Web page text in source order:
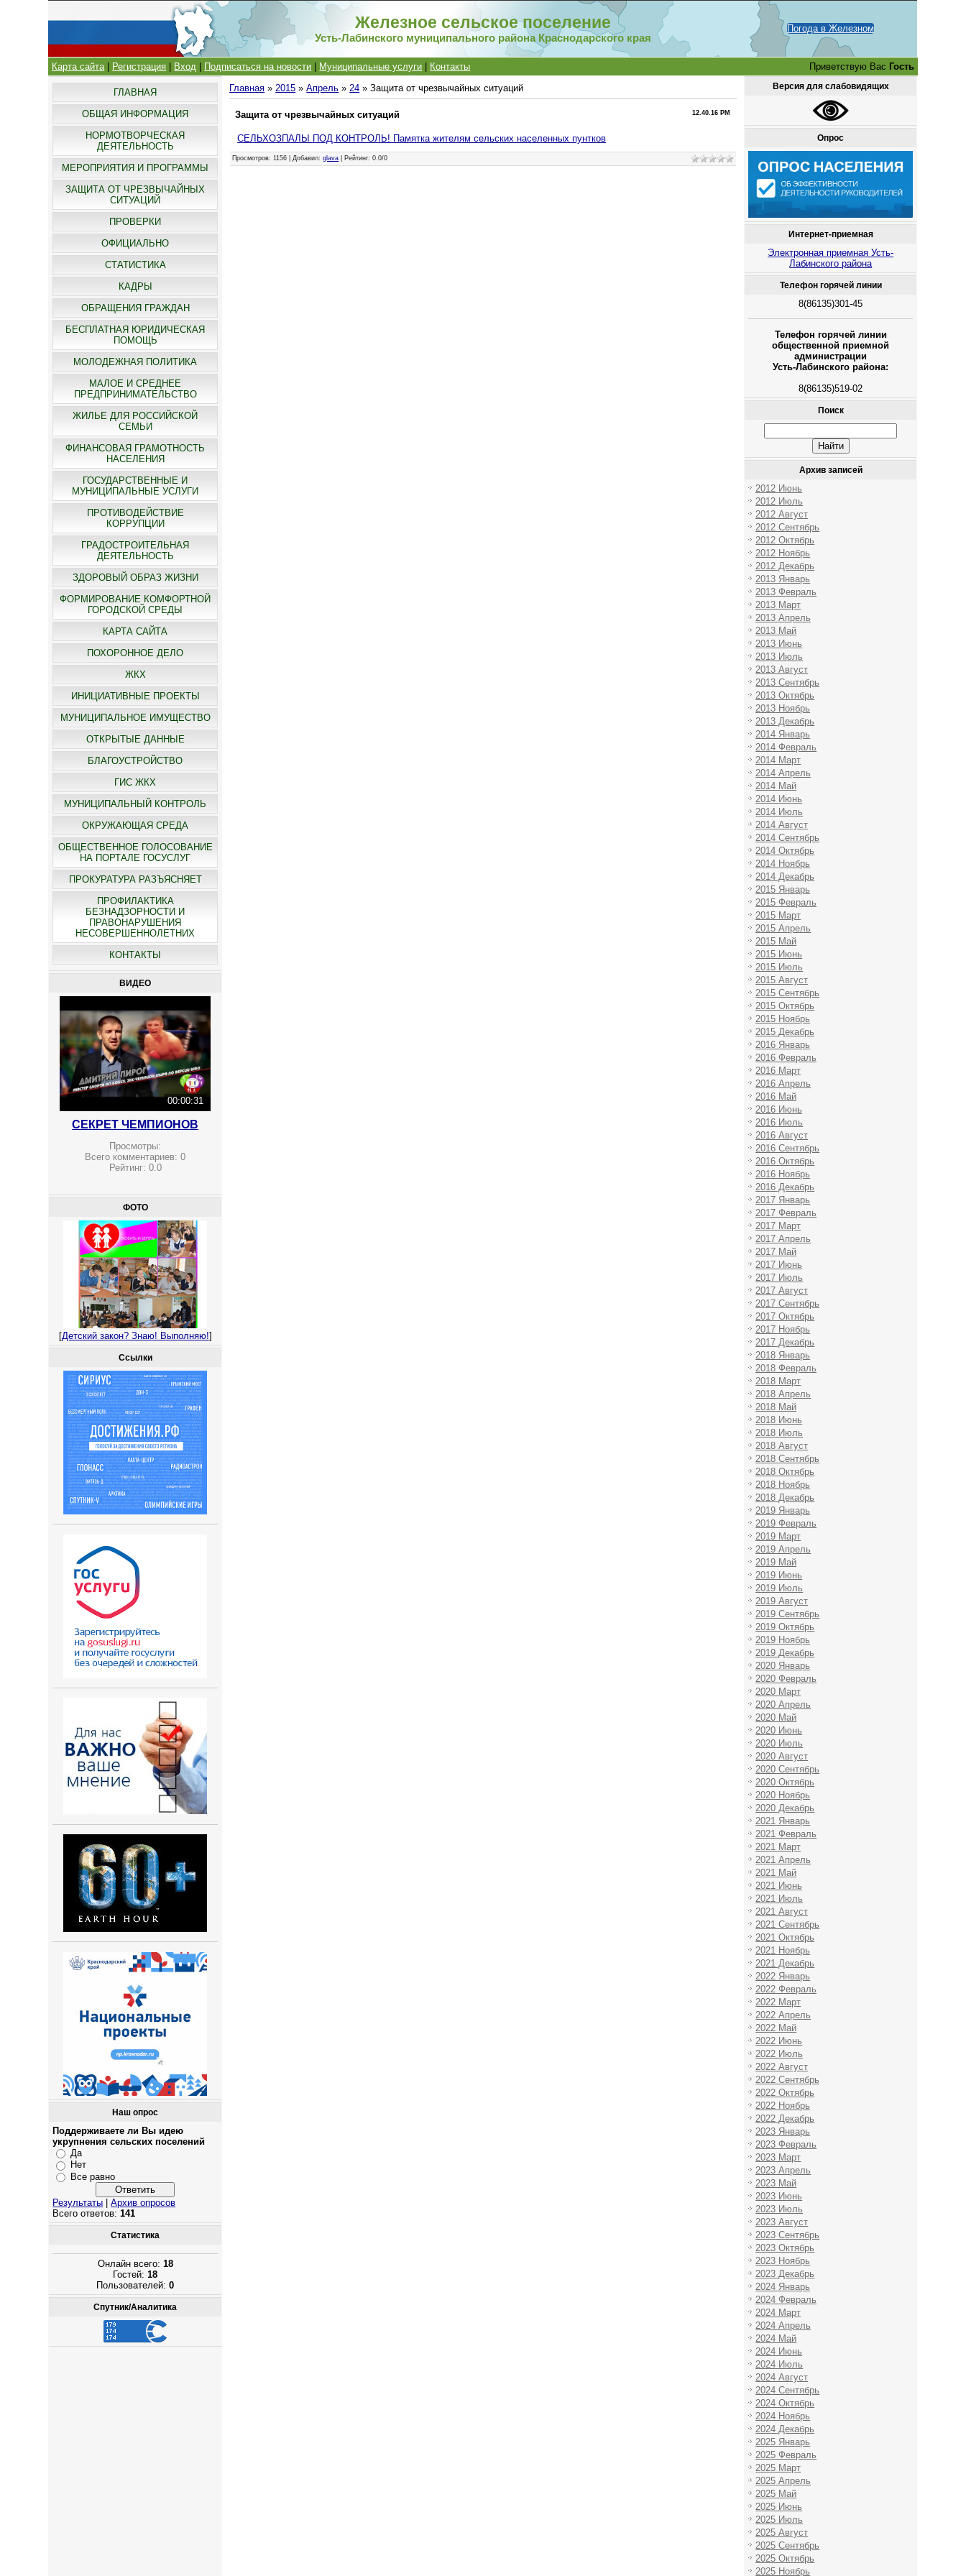
Железное сельское поселение
Усть-Лабинского муниципального района Краснодарского края
Погода в Железном
Карта сайта| Регистрация Вход Подписаться на новости Муниципальные услуги Контакты Приветствую Вас Гость
ГЛАВНАЯ
ОБЩАЯ ИНФОРМАЦИЯ
НОРМОТВОРЧЕСКАЯ
ДЕЯТЕЛЬНОСТЬ
МЕРОПРИЯТИЯ И ПРОГРАММЫ
ЗАЩИТА ОТ ЧРЕЗВЫЧАЙНЫХ
СИТУАЦИЙ
ПРОВЕРКИ
ОФИЦИАЛЬНО
СТАТИСТИКА
КАДРЫ
ОБРАЩЕНИЯ ГРАЖДАН
БЕСПЛАТНАЯ ЮРИДИЧЕСКАЯ
ПОМОЩЬ
МОЛОДЕЖНАЯ ПОЛИТИКА
МАЛОЕ И СРЕДНЕЕ
ПРЕДПРИНИМАТЕЛЬСТВО
ЖИЛЬЕ ДЛЯ РОССИЙСКОЙ
СЕМЬИ
ФИНАНСОВАЯ ГРАМОТНОСТЬ
НАСЕЛЕНИЯ
ГОСУДАРСТВЕННЫЕ И
МУНИЦИПАЛЬНЫЕ УСЛУГИ
ПРОТИВОДЕЙСТВИЕ
КОРРУПЦИИ
ГРАДОСТРОИТЕЛЬНАЯ
ДЕЯТЕЛЬНОСТЬ
ЗДОРОВЫЙ ОБРАЗ ЖИЗНИ
ФОРМИРОВАНИЕ КОМФОРТНОЙ
ГОРОДСКОЙ СРЕДЫ
КАРТА САЙТА
ПОХОРОННОЕ ДЕЛО
ЖКХ
ИНИЦИАТИВНЫЕ ПРОЕКТЫ
МУНИЦИПАЛЬНОЕ ИМУЩЕСТВО
ОТКРЫТЫЕ ДАННЫЕ
БЛАГОУСТРОЙСТВО
ГИС ЖКХ
МУНИЦИПАЛЬНЫЙ КОНТРОЛЬ
ОКРУЖАЮЩАЯ СРЕДА
ОБЩЕСТВЕННОЕ ГОЛОСОВАНИЕ
НА ПОРТАЛЕ ГОСУСЛУГ
ПРОКУРАТУРА РАЗЪЯСНЯЕТ
ПРОФИЛАКТИКА
БЕЗНАДЗОРНОСТИ И
ПРАВОНАРУШЕНИЯ
НЕСОВЕРШЕННОЛЕТНИХ
КОНТАКТЫ
ВИДЕО
00:00:31
СЕКРЕТ ЧЕМПИОНОВ
Просмотры:
Всего комментариев:0
Рейтинг: 0.0
ФОТО
[Детский закон? Знаю! Выполняю!]
Ссылки
Наш опрос
Поддерживаете ли Вы идею
укрупнения сельских поселений
Да
Нет
Все равно
Результаты |Архив опросов
Всего ответов:141
Статистика
Онлайн всего: 18
Гостей:18
Пользователей:0
Спутник/Аналитика
Главная »2015 » Апрель » 24 » Защита от чрезвычайных ситуаций
12.40.16 PM
Защита от чрезвычайных ситуаций
СЕЛЬХОЗПАЛЫ ПОД КОНТРОЛЬ! Памятка жителям сельских населенных пунтков
Просмотров: 1156 |Добавил:glava Рейтинг:0.0/0
Версия для слабовидящих
Опрос
Интернет-приемная
Электронная приемная Усть-
Лабинского района
Телефон горячей линии
8(86135)301-45
Телефон горячей линии
общественной приемной
администрации
Усть-Лабинского района:
8(86135)519-02
Поиск
Архив записей
2012 Июнь
2012 Июль
2012 Август
2012 Сентябрь
2012 Октябрь
2012 Ноябрь
2012 Декабрь
2013 Январь
2013 Февраль
2013 Март
2013 Апрель
2013 Май
2013 Июнь
2013 Июль
2013 Август
2013 Сентябрь
2013 Октябрь
2013 Ноябрь
2013 Декабрь
2014 Январь
2014 Февраль
2014 Март
2014 Апрель
2014 Май
2014 Июнь
2014 Июль
2014 Август
2014 Сентябрь
2014 Октябрь
2014 Ноябрь
2014 Декабрь
2015 Январь
2015 Февраль
2015 Март
2015 Апрель
2015 Май
2015 Июнь
2015 Июль
2015 Август
2015 Сентябрь
2015 Октябрь
2015 Ноябрь
2015 Декабрь
2016 Январь
2016 Февраль
2016 Март
2016 Апрель
2016 Май
2016 Июнь
2016 Июль
2016 Август
2016 Сентябрь
2016 Октябрь
2016 Ноябрь
2016 Декабрь
2017 Январь
2017 Февраль
2017 Март
2017 Апрель
2017 Май
2017 Июнь
2017 Июль
2017 Август
2017 Сентябрь
2017 Октябрь
2017 Ноябрь
2017 Декабрь
2018 Январь
2018 Февраль
2018 Март
2018 Апрель
2018 Май
2018 Июнь
2018 Июль
2018 Август
2018 Сентябрь
2018 Октябрь
2018 Ноябрь
2018 Декабрь
2019 Январь
2019 Февраль
2019 Март
2019 Апрель
2019 Май
2019 Июнь
2019 Июль
2019 Август
2019 Сентябрь
2019 Октябрь
2019 Ноябрь
2019 Декабрь
2020 Январь
2020 Февраль
2020 Март
2020 Апрель
2020 Май
2020 Июнь
2020 Июль
2020 Август
2020 Сентябрь
2020 Октябрь
2020 Ноябрь
2020 Декабрь
2021 Январь
2021 Февраль
2021 Март
2021 Апрель
2021 Май
2021 Июнь
2021 Июль
2021 Август
2021 Сентябрь
2021 Октябрь
2021 Ноябрь
2021 Декабрь
2022 Январь
2022 Февраль
2022 Март
2022 Апрель
2022 Май
2022 Июнь
2022 Июль
2022 Август
2022 Сентябрь
2022 Октябрь
2022 Ноябрь
2022 Декабрь
2023 Январь
2023 Февраль
2023 Март
2023 Апрель
2023 Май
2023 Июнь
2023 Июль
2023 Август
2023 Сентябрь
2023 Октябрь
2023 Ноябрь
2023 Декабрь
2024 Январь
2024 Февраль
2024 Март
2024 Апрель
2024 Май
2024 Июнь
2024 Июль
2024 Август
2024 Сентябрь
2024 Октябрь
2024 Ноябрь
2024 Декабрь
2025 Январь
2025 Февраль
2025 Март
2025 Апрель
2025 Май
2025 Июнь
2025 Июль
2025 Август
2025 Сентябрь
2025 Октябрь
2025 Ноябрь